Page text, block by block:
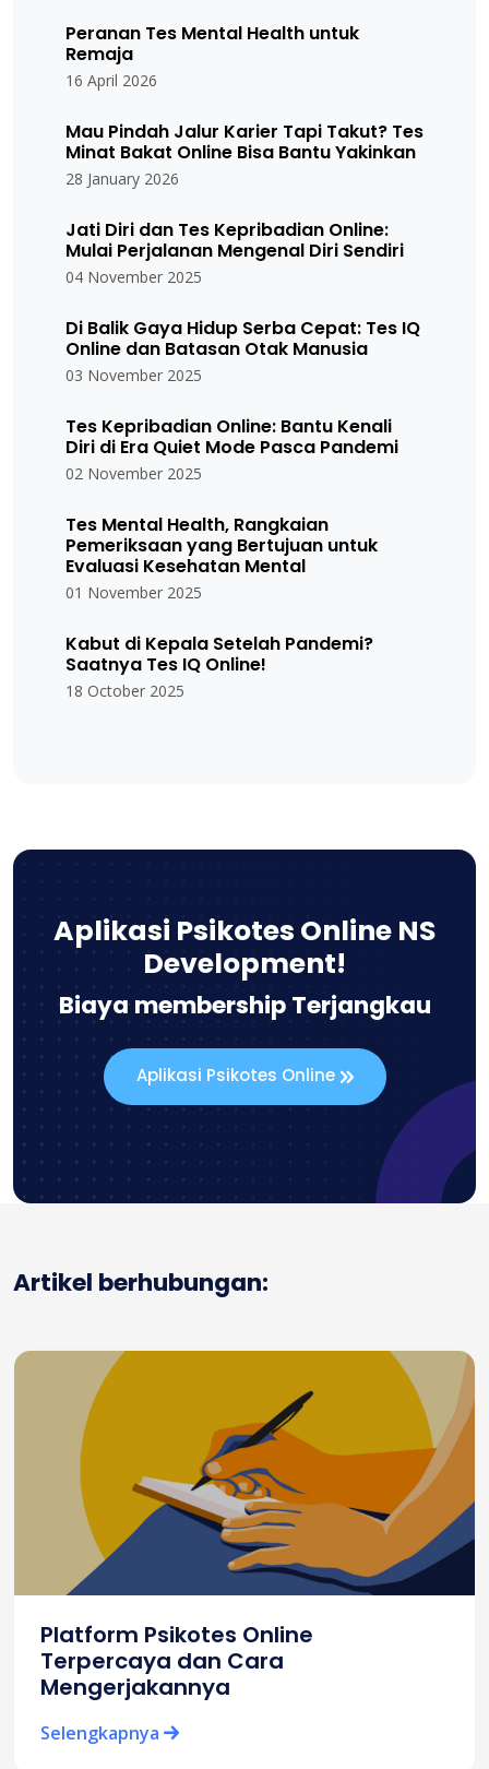
Peranan Tes Mental Health untuk
Remaja
16 April 2026
Mau Pindah Jalur Karier Tapi Takut? Tes
Minat Bakat Online Bisa Bantu Yakinkan
28 January 2026
Jati Diri dan Tes Kepribadian Online:
Mulai Perjalanan Mengenal Diri Sendiri
04 November 2025
Di Balik Gaya Hidup Serba Cepat: Tes IQ
Online dan Batasan Otak Manusia
03 November 2025
Tes Kepribadian Online: Bantu Kenali
Diri di Era Quiet Mode Pasca Pandemi
02 November 2025
Tes Mental Health, Rangkaian
Pemeriksaan yang Bertujuan untuk
Evaluasi Kesehatan Mental
01 November 2025
Kabut di Kepala Setelah Pandemi?
Saatnya Tes IQ Online!
18 October 2025
Aplikasi Psikotes Online NS
Development!
Biaya membership Terjangkau
Aplikasi Psikotes Online
Artikel berhubungan:
Platform Psikotes Online
Terpercaya dan Cara
Mengerjakannya
Selengkapnya